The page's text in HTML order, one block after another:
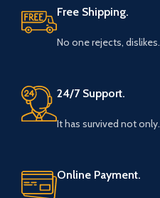
Free Shipping.
No one rejects, dislikes.
24/7 Support.
It has survived not only.
Online Payment.